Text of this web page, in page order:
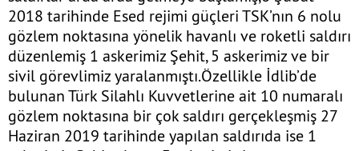
2018 tarihinde Esed rejimi güçleri TSK’nın 6 nolu
gözlem noktasına yönelik havanlı ve roketli saldırı
düzenlemiş 1 askerimiz Şehit, 5 askerimiz ve bir
sivil görevlimiz yaralanmıştı.Özellikle İdlib’de
bulunan Türk Silahlı Kuvvetlerine ait 10 numaralı
gözlem noktasına bir çok saldırı gerçekleşmiş 27
Haziran 2019 tarihinde yapılan saldırıda ise 1